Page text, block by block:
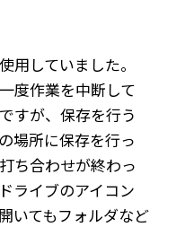
用していました。
度作業を中断して
すが、保存を行う
場所に保存を行っ
ち合わせが終わっ
ライブのアイコン
いてもフォルダなど